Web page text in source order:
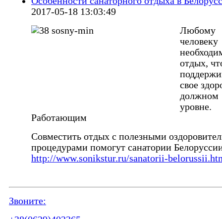
2017-05-18 13:03:49
Любому
человеку
отдых,
свое
должном
уровне.
Работающим
Совместить отдых с полезными
процедурами помогут санатории
http://www.sonikstur.ru/sanatorii-
Звоните: